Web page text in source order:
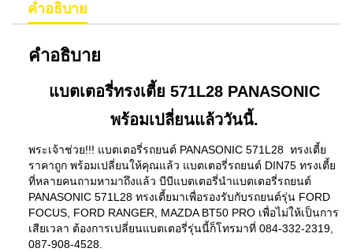
คำอธิบาย
คำอธิบาย
แบตเตอรี่ทรงเตี้ย 571L28 PANASONIC
พร้อมเปลี่ยนแล้ววันนี้.
พระเจ้าช่วย!!! แบตเตอรี่รถยนต์ PANASONIC 571L28 ทรงเตี้ย
ราคาถูก พร้อมเปลี่ยนให้คุณแล้ว แบตเตอรี่รถยนต์ DIN75 ทรงเตี้ย
ที่หลายคนถามหามาถึงแล้ว บีบีแบตเตอรี่นำแบตเตอรี่รถยนต์
PANASONIC 571L28 ทรงเตี้ยมาเพื่อรองรับกับรถยนต์รุ่น FORD
FOCUS, FORD RANGER, MAZDA BT50 PRO เพื่อไม่ให้เป็นการ
เสียเวลา ต้องการเปลี่ยนแบตเตอรี่รุ่นนี้ก็โทรมาที่ 084-332-2319,
087-908-4528.